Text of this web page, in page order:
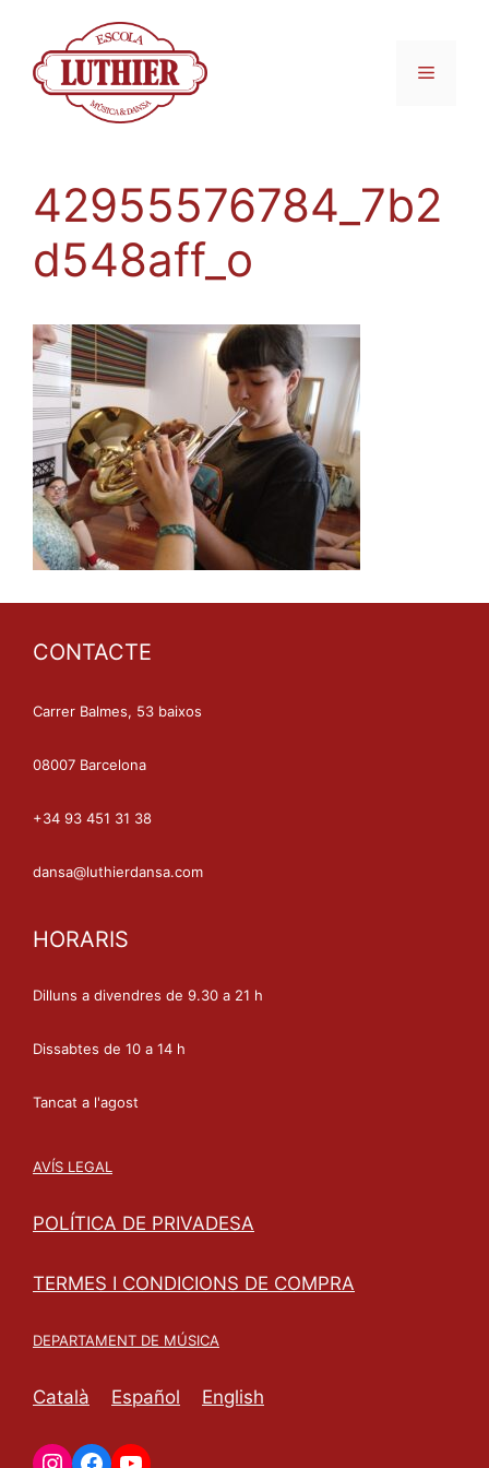
42955576784_7b2
d548aff_o
CONTACTE
Carrer Balmes, 53 baixos
08007 Barcelona
+34 93 451 31 38
dansa@luthierdansa.com
HORARIS
Dilluns a divendres de 9.30 a 21 h
Dissabtes de 10 a 14 h
Tancat a l'agost
AVÍS LEGAL
POLÍTICA DE PRIVADESA
TERMES I CONDICIONS DE COMPRA
DEPARTAMENT DE MÚSICA
Català Español English